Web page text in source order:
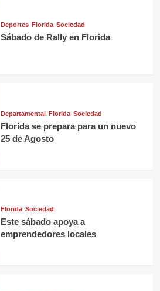
Deportes Florida Sociedad
Sábado de Rally en Florida
Departamental Florida Sociedad
Florida se prepara para un nuevo
25 de Agosto
Florida Sociedad
Este sábado apoya a
emprendedores locales